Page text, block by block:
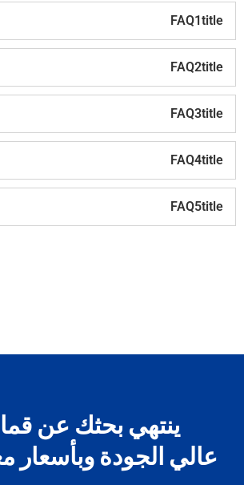
FAQ1title
FAQ2title
FAQ3title
FAQ4title
FAQ5title
ينتهي بحثك عن
عالي الجودة وبأسعار